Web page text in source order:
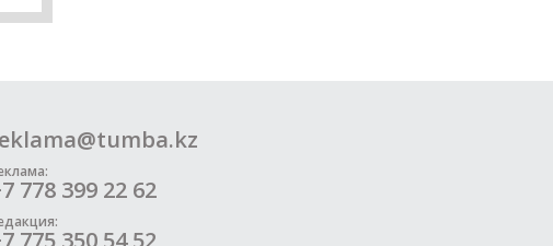
778 399 22 62
775 350 54 52